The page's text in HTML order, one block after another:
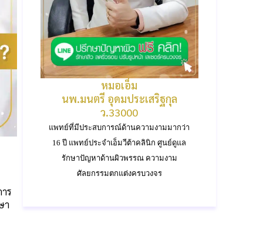
ร
า
หมอเอ็ม
นพ.มนตรี อุดมประเสริฐกุล
ว.33000
แพทย์ที่มีประสบการณ์ด้านความงามมากว่า
16 ปี แพทย์ประจำเอ็มวีต้าคลินิก ศูนย์ดูแล
รักษาปัญหาด้านผิวพรรณ ความงาม
ศัลยกรรมตกแต่งครบวงจร